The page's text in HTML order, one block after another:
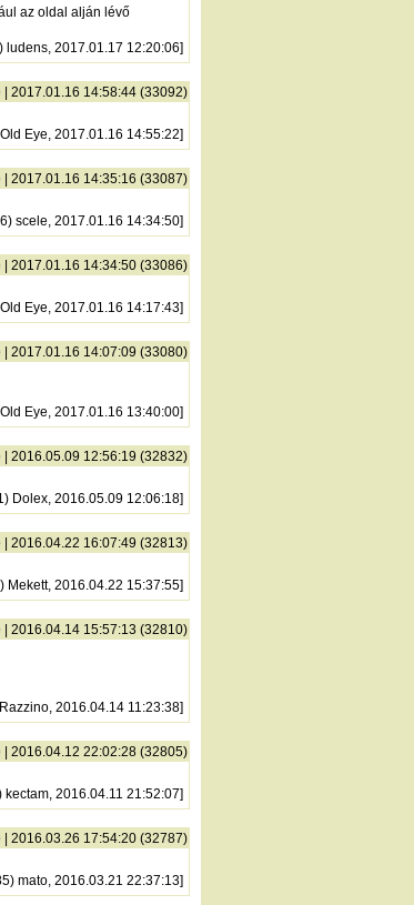
az oldal alján lévő
ludens, 2017.01.17 12:20:06]
| 2017.01.16 14:58:44 (33092)
Eye, 2017.01.16 14:55:22]
| 2017.01.16 14:35:16 (33087)
scele, 2017.01.16 14:34:50]
| 2017.01.16 14:34:50 (33086)
Eye, 2017.01.16 14:17:43]
| 2017.01.16 14:07:09 (33080)
Eye, 2017.01.16 13:40:00]
| 2016.05.09 12:56:19 (32832)
Dolex, 2016.05.09 12:06:18]
| 2016.04.22 16:07:49 (32813)
Mekett, 2016.04.22 15:37:55]
| 2016.04.14 15:57:13 (32810)
2016.04.14 11:23:38]
| 2016.04.12 22:02:28 (32805)
kectam, 2016.04.11 21:52:07]
| 2016.03.26 17:54:20 (32787)
mato, 2016.03.21 22:37:13]